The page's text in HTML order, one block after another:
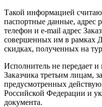
Такой информацией
паспортные данные, адрес
телефон и e-mail адрес
совершенных им в рамках
скидках, полученных на
Исполнитель не передает
Заказчика третьим лицам,
предусмотренных
Российской Федерации и
документа.